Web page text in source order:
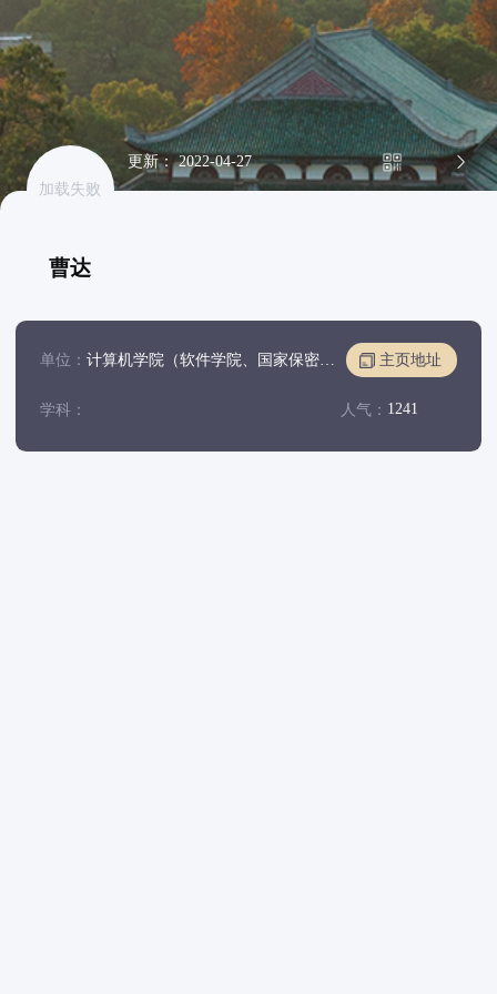
加载失败
曹达
更新： 2022-04-27
单位： 计算机学院（软件学院、国家保密学院） 主页地址
学科： 人气： 1241